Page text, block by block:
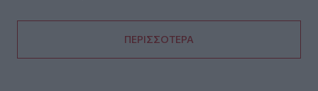
ΠΕΡΙΣΣΟΤΕΡΑ